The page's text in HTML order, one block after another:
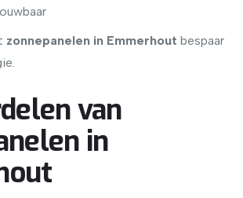
zonnepanelen in Emmerhout bespaar
van
in